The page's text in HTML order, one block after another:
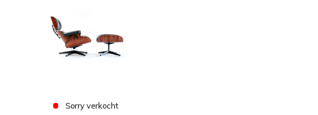
Sorry verkocht